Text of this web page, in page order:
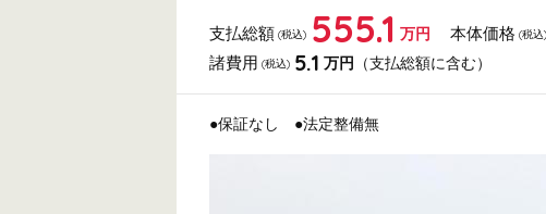
支払総額 (税込) 555.1 万円 本体価格 (税込)
諸費用 (税込) 5.1 万円 （支払総額に含む）
●保証なし ●法定整備無